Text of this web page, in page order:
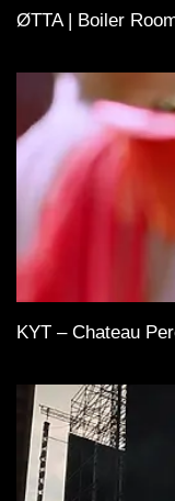
ØTTA | Boiler
KYT – Chateau